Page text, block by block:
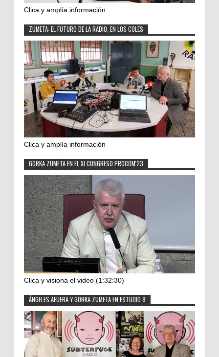
Clica y amplía información
ZUMETA: EL FUTURO DE LA RADIO, EN LOS COLES
Clica y amplía información
GORKA ZUMETA EN EL XI CONGRESO PROCOM'23
Clica y visiona el video (1:32:30)
ÁNGELES AFUERA Y GORKA ZUMETA EN ESTUDIO 8